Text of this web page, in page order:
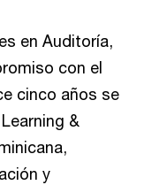
en Auditoría,
con el
cinco años se
&
y